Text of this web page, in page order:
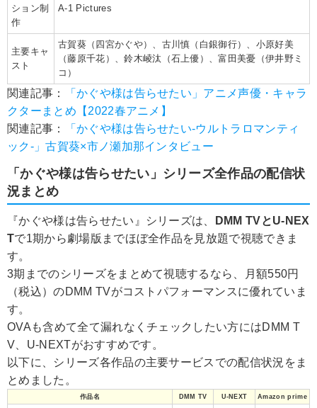
ション制
作
A-1 Pictures
主要キャ
スト
古賀葵（四宮かぐや）、古川慎（白銀御行）、小原好美
（藤原千花）、鈴木崚汰（石上優）、富田美憂（伊井野ミ
コ）
関連記事：
「かぐや様は告らせたい」アニメ声優・キャラ
クターまとめ【2022春アニメ】
関連記事：
「かぐや様は告らせたい-ウルトラロマンティ
ック-」古賀葵×市ノ瀬加那インタビュー
「かぐや様は告らせたい」シリーズ全作品の配信状
況まとめ
『かぐや様は告らせたい』シリーズは、
DMM TVとU-NEX
Tで1期から劇場版までほぼ全作品を見放題で視聴できま
す。
3期までのシリーズをまとめて視聴するなら、月額550円
（税込）のDMM TVがコストパフォーマンスに優れていま
す。
OVAも含めて全て漏れなくチェックしたい方にはDMM T
V、U-NEXTがおすすめです。
以下に、シリーズ各作品の主要サービスでの配信状況をま
とめました。
作品名 DMM TV U-NEXT Amazon prime